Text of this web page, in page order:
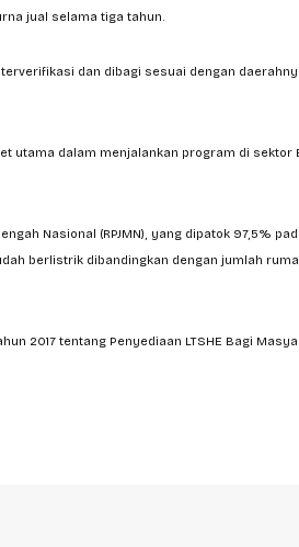
jual selama tiga tahun.
dan dibagi sesuai dengan
utama dalam menjalankan program di sektor
Nasional (RPJMN), yang dipatok 97,5%
berlistrik dibandingkan dengan jumlah
2017 tentang Penyediaan LTSHE Bagi